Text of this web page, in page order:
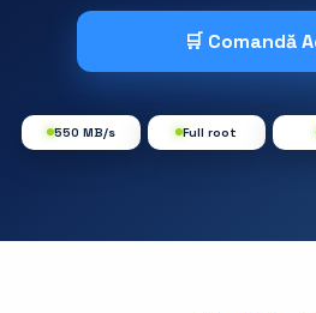
🛒 Comandă
550 MB/s Full root